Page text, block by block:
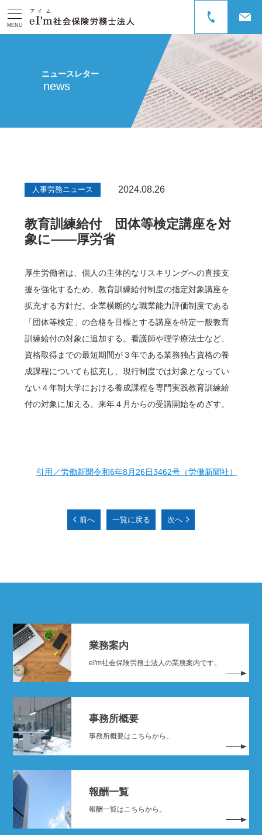
MENU
ニュースレター
news
人事労務ニュース 2024.08.26
教育訓練給付 団体等検定講座を対
象に――厚労省
厚生労働省は、個人の主体的なリスキリングへの直接支
援を強化するため、教育訓練給付制度の指定対象講座を
拡充する方針だ。企業横断的な職業能力評価制度である
「団体等検定」の合格を目標とする講座を特定一般教育
訓練給付の対象に追加する。看護師や理学療法士など、
資格取得までの最短期間が３年である業務独占資格の養
成課程についても拡充し、現行制度では対象となってい
ない４年制大学における養成課程を専門実践教育訓練給
付の対象に加える。来年４月からの受講開始をめざす。
引用／労働新聞令和6年8月26日3462号（労働新聞社）
前へ 一覧に戻る 次へ
業務案内
eI'm社会保険労務士法人の業務案内です。
事務所概要
事務所概要はこちらから。
報酬一覧
報酬一覧はこちらから。